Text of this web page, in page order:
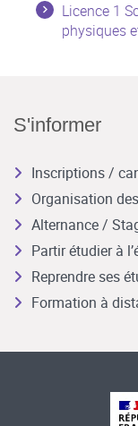
Licence 1
physiques
S'informer
Inscriptions /
Organisation
Alternance /
Partir étudier à
Reprendre ses
Formation à